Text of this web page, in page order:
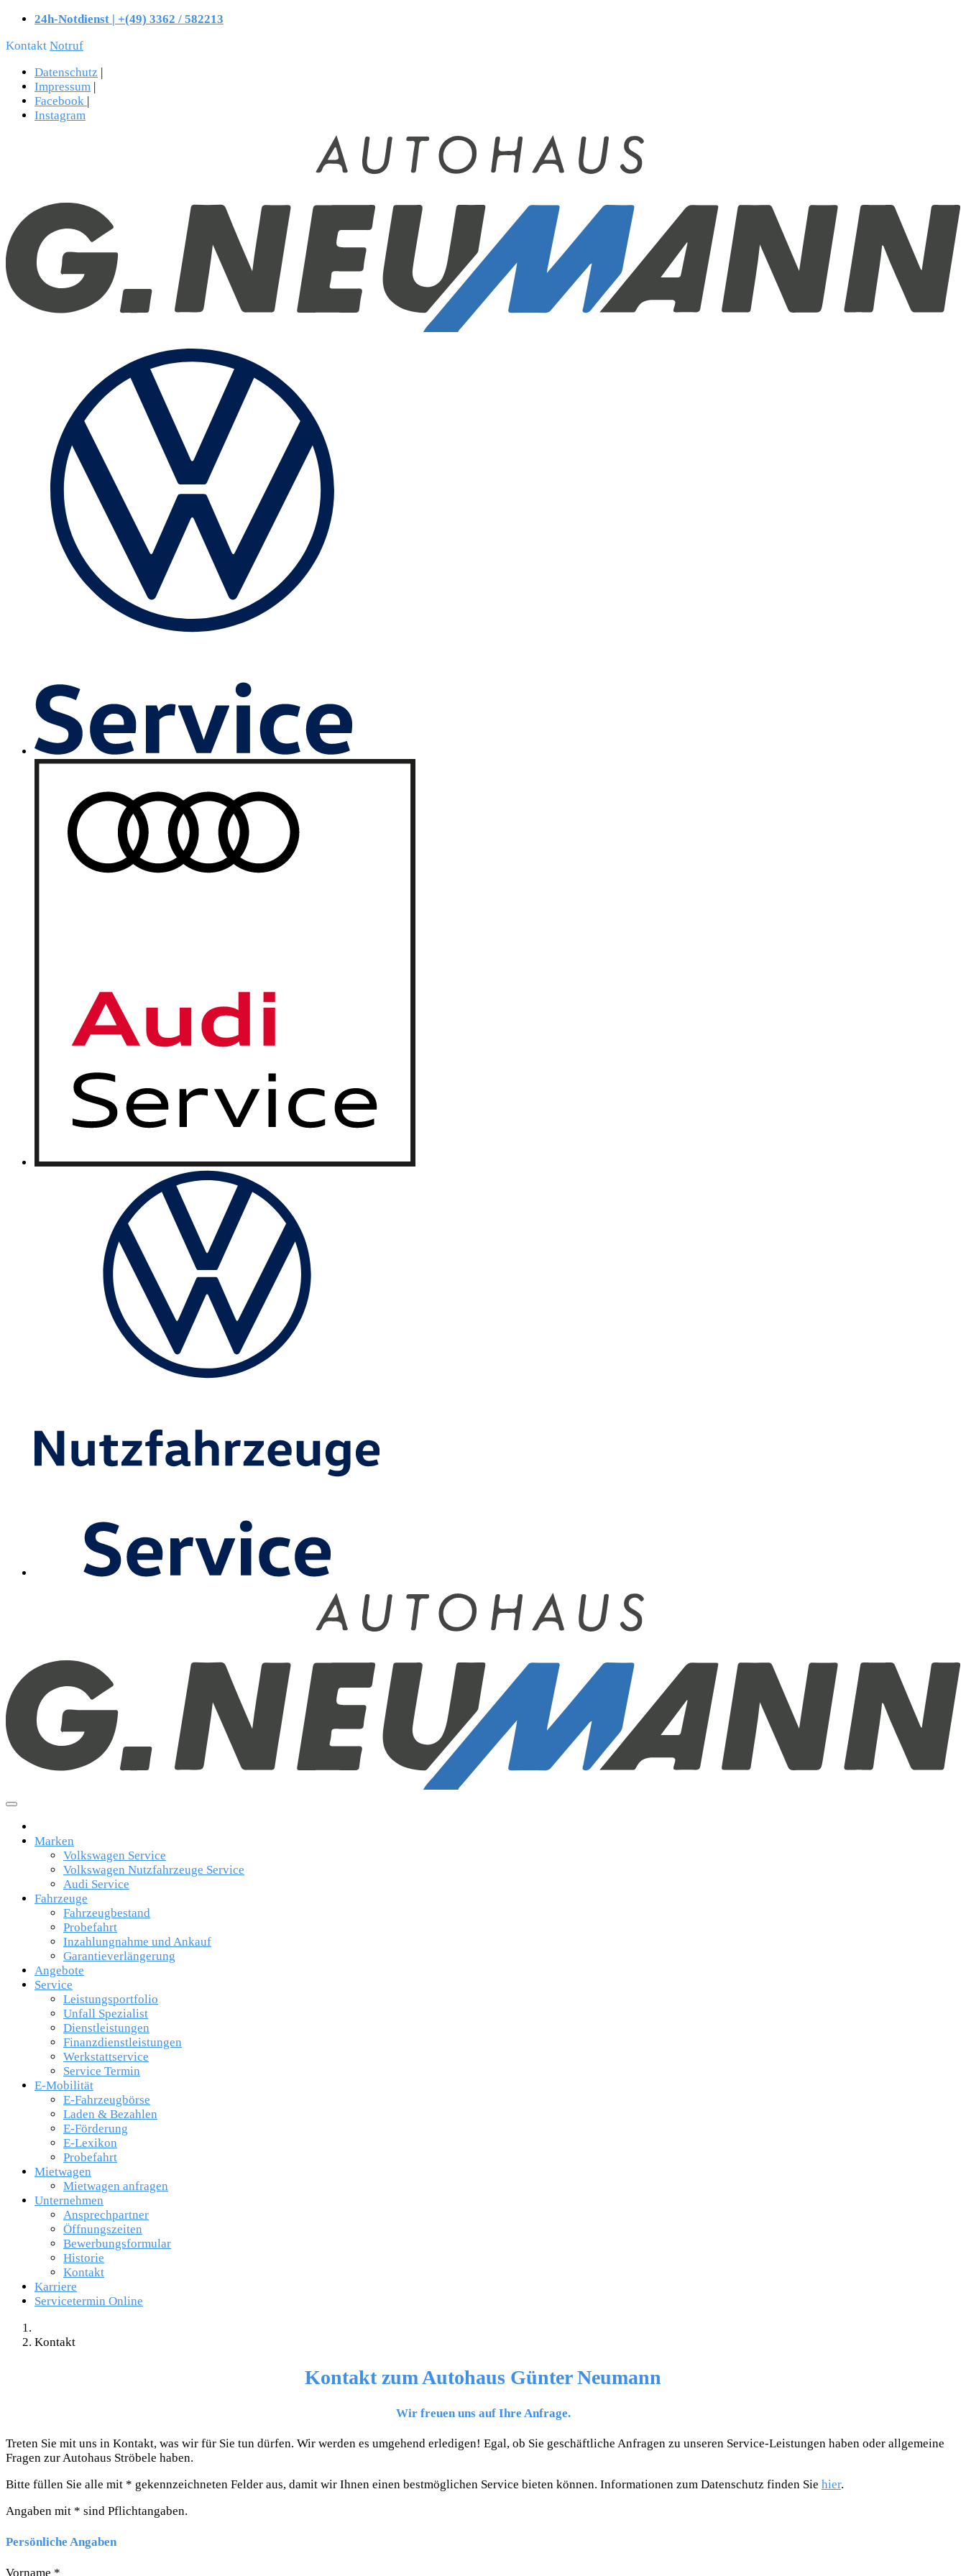
24h-Notdienst | +(49) 3362 / 582213
Kontakt Notruf
Datenschutz |
Impressum |
Facebook |
Instagram
Marken
Volkswagen Service
Volkswagen Nutzfahrzeuge Service
Audi Service
Fahrzeuge
Fahrzeugbestand
Probefahrt
Inzahlungnahme und Ankauf
Garantieverlängerung
Angebote
Service
Leistungsportfolio
Unfall Spezialist
Dienstleistungen
Finanzdienstleistungen
Werkstattservice
Service Termin
E-Mobilität
E-Fahrzeugbörse
Laden & Bezahlen
E-Förderung
E-Lexikon
Probefahrt
Mietwagen
Mietwagen anfragen
Unternehmen
Ansprechpartner
Öffnungszeiten
Bewerbungsformular
Historie
Kontakt
Karriere
Servicetermin Online
Kontakt
Kontakt zum Autohaus Günter Neumann
Wir freuen uns auf Ihre Anfrage.
Treten Sie mit uns in Kontakt, was wir für Sie tun dürfen. Wir werden es umgehend erledigen! Egal, ob Sie geschäftliche Anfragen zu unseren Service-Leistungen haben oder allgemeine
Fragen zur Autohaus Ströbele haben.
Bitte füllen Sie alle mit * gekennzeichneten Felder aus, damit wir Ihnen einen bestmöglichen Service bieten können. Informationen zum Datenschutz finden Sie hier.
Angaben mit * sind Pflichtangaben.
Persönliche Angaben
Vorname *